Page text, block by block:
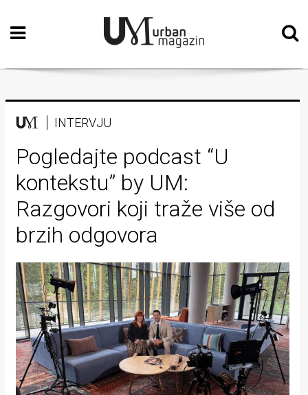
Početna
Vizualne
Teatar
Književnost
Muzika
Film
Intervju
Kolumne
Kultura
Lifestyle
Beauty
Fashion
INTERVJU
Pogledajte podcast “U
kontekstu” by UM:
Razgovori koji traže više od
brzih odgovora